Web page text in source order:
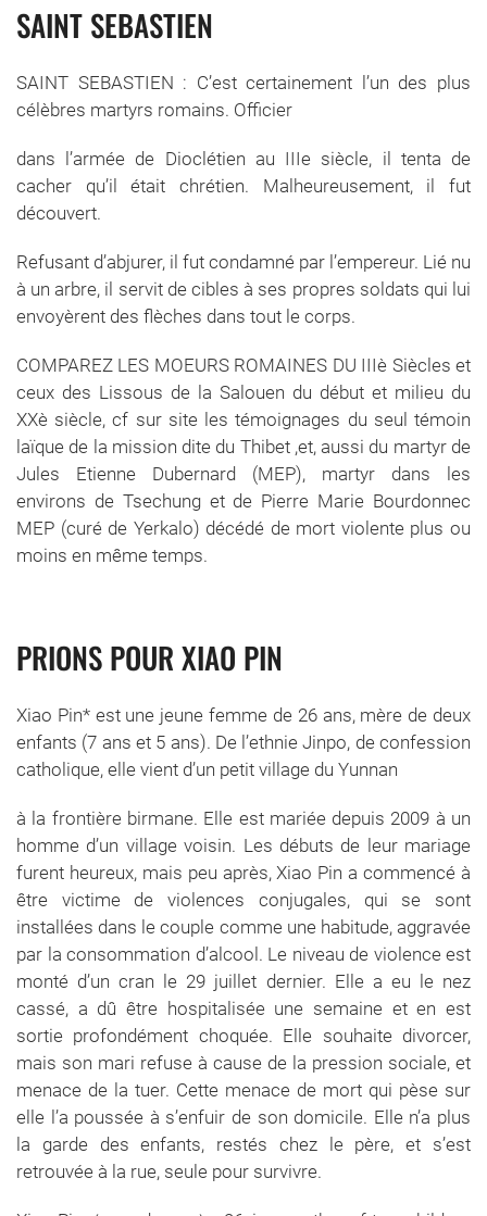
SAINT SEBASTIEN
SAINT SEBASTIEN : C’est certainement l’un des plus
célèbres martyrs romains. Officier
dans l’armée de Dioclétien au IIIe siècle, il tenta de
cacher qu’il était chrétien. Malheureusement, il fut
découvert.
Refusant d’abjurer, il fut condamné par l’empereur. Lié nu
à un arbre, il servit de cibles à ses propres soldats qui lui
envoyèrent des flèches dans tout le corps.
COMPAREZ LES MOEURS ROMAINES DU IIIè Siècles et
ceux des Lissous de la Salouen du début et milieu du
XXè siècle, cf sur site les témoignages du seul témoin
laïque de la mission dite du Thibet ,et, aussi du martyr de
Jules Etienne Dubernard (MEP), martyr dans les
environs de Tsechung et de Pierre Marie Bourdonnec
MEP (curé de Yerkalo) décédé de mort violente plus ou
moins en même temps.
PRIONS POUR XIAO PIN
Xiao Pin* est une jeune femme de 26 ans, mère de deux
enfants (7 ans et 5 ans). De l’ethnie Jinpo, de confession
catholique, elle vient d’un petit village du Yunnan
à la frontière birmane. Elle est mariée depuis 2009 à un
homme d’un village voisin. Les débuts de leur mariage
furent heureux, mais peu après, Xiao Pin a commencé à
être victime de violences conjugales, qui se sont
installées dans le couple comme une habitude, aggravée
par la consommation d’alcool. Le niveau de violence est
monté d’un cran le 29 juillet dernier. Elle a eu le nez
cassé, a dû être hospitalisée une semaine et en est
sortie profondément choquée. Elle souhaite divorcer,
mais son mari refuse à cause de la pression sociale, et
menace de la tuer. Cette menace de mort qui pèse sur
elle l’a poussée à s’enfuir de son domicile. Elle n’a plus
la garde des enfants, restés chez le père, et s’est
retrouvée à la rue, seule pour survivre.